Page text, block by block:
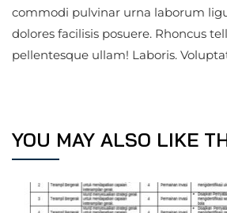
commodi pulvinar urna laborum
dolores facilisis posuere. Rhoncus
pellentesque ullam! Laboris.
YOU MAY ALSO LIKE